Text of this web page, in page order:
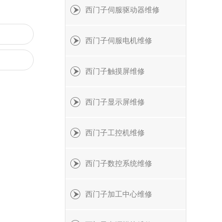
西门子伺服驱动器维修
西门子伺服电机维修
西门子触摸屏维修
西门子显示屏维修
西门子工控机维修
西门子数控系统维修
西门子加工中心维修